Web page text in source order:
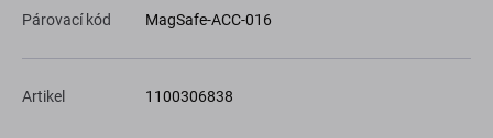
Párovací kód MagSafe-ACC-016
Artikel 1100306838